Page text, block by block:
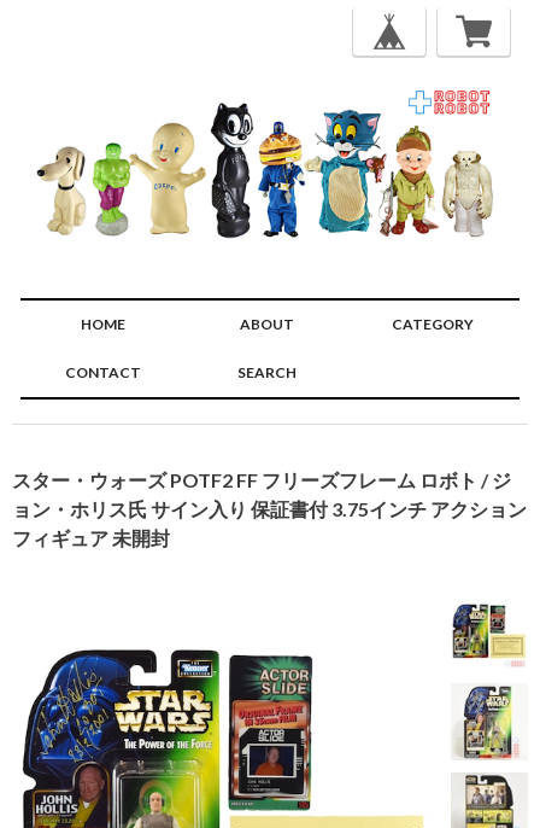
HOME ABOUT CATEGORY
CONTACT SEARCH
スター・ウォーズ POTF2 FF フリーズフレーム ロボト / ジ
ョン・ホリス氏 サイン入り 保証書付 3.75インチ アクション
フィギュア 未開封